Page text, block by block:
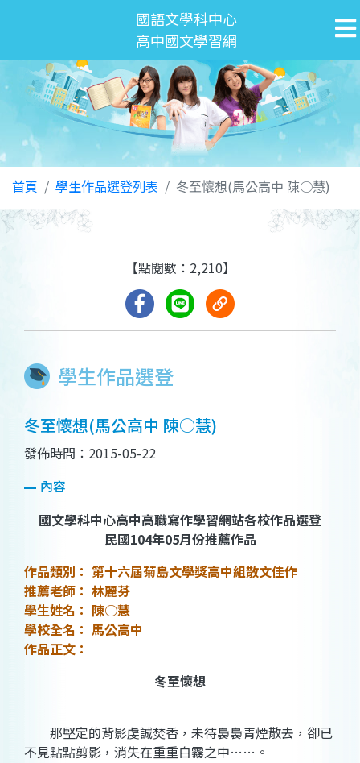
國語文學科中心
高中國文學習網
首頁 學生作品選登列表 冬至懷想(馬公高中 陳○慧)
學生作品選登
【點閱數：2,210】
冬至懷想(馬公高中 陳○慧)
發佈時間：2015-05-22
內容
國文學科中心高中高職寫作學習網站各校作品選登
民國104年05月份推薦作品
作品類別： 第十六屆菊島文學獎高中組散文佳作
推薦老師： 林麗芬
學生姓名： 陳○慧
學校全名： 馬公高中
作品正文：
冬至懷想
那堅定的背影虔誠焚香，未待裊裊青煙散去，卻已
不見點點剪影，消失在重重白霧之中……。